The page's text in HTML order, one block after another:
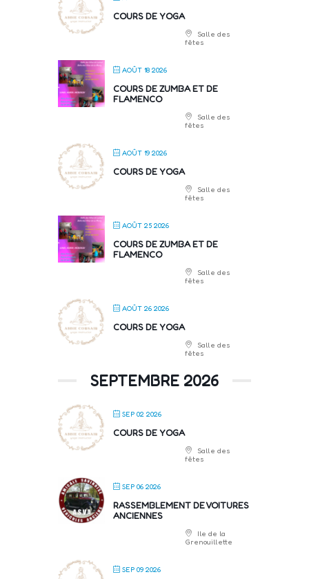
COURS DE YOGA
Salle des
fêtes
AOÛT 18 2026
COURS DE ZUMBA ET DE
FLAMENCO
Salle des
fêtes
AOÛT 19 2026
COURS DE YOGA
Salle des
fêtes
AOÛT 25 2026
COURS DE ZUMBA ET DE
FLAMENCO
Salle des
fêtes
AOÛT 26 2026
COURS DE YOGA
Salle des
fêtes
SEPTEMBRE 2026
SEP 02 2026
COURS DE YOGA
Salle des
fêtes
SEP 06 2026
RASSEMBLEMENT DE VOITURES
ANCIENNES
Ile de la
Grenouillette
SEP 09 2026